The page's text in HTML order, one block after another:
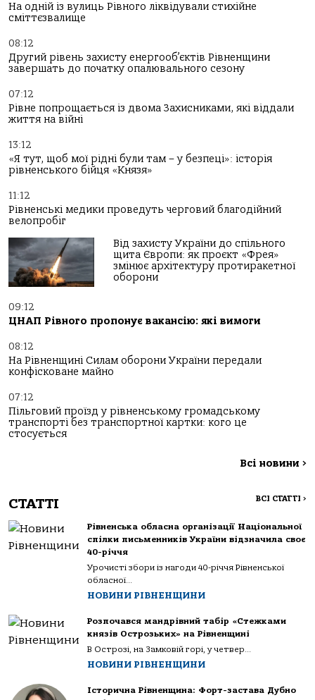
На одній із вулиць Рівного ліквідували стихійне
сміттєзвалище
08:12
Другий рівень захисту енергооб’єктів Рівненщини
завершать до початку опалювального сезону
07:12
Рівне попрощається із двома Захисниками, які віддали
життя на війні
13:12
«Я тут, щоб мої рідні були там – у безпеці»: історія
рівненського бійця «Князя»
11:12
Рівненські медики проведуть черговий благодійний
велопробіг
Від захисту України до спільного
щита Європи: як проєкт «Фрея»
змінює архітектуру протиракетної
оборони
09:12
ЦНАП Рівного пропонує вакансію: які вимоги
08:12
На Рівненщині Силам оборони України передали
конфісковане майно
07:12
Пільговий проїзд у рівненському громадському
транспорті без транспортної картки: кого це
стосується
Всі новини >
СТАТТІ ВСІ СТАТТІ >
Рівненська обласна організації Національної
спілки письменників України відзначила своє
40-річчя
Урочисті збори із нагоди 40-річчя Рівненської
обласної...
НОВИНИ РІВНЕНЩИНИ
Розпочався мандрівний табір «Стежками
князів Острозьких» на Рівненщині
В Острозі, на Замковій горі, у четвер...
НОВИНИ РІВНЕНЩИНИ
Історична Рівненщина: Форт-застава Дубно